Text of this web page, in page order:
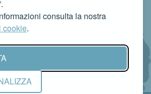
consulta la nostra
cookie.